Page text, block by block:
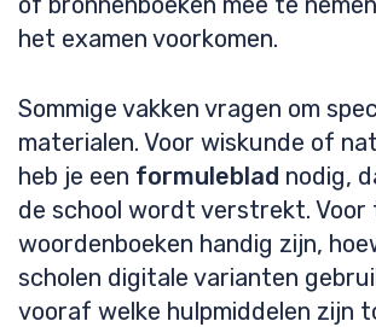
het examen voorkomen.
Sommige vakken vragen om
materialen. Voor wiskunde of
heb je een formuleblad nodig,
de school wordt verstrekt. Voor
woordenboeken handig zijn,
scholen digitale varianten
vooraf welke hulpmiddelen zijn